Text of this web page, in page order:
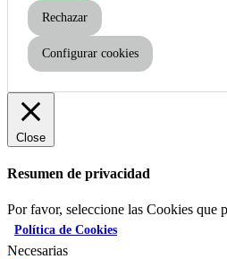
Rechazar
Configurar cookies
Close
Resumen de privacidad
Por favor, seleccione las Cookies que
Política de Cookies
Necesarias